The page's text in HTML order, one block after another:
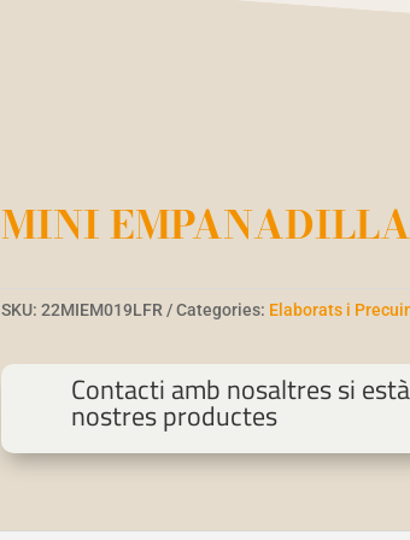
MINI
SKU:22MIEM019LFR Categories: Elaborats i
Contacti amb nosaltres si
nostres productes